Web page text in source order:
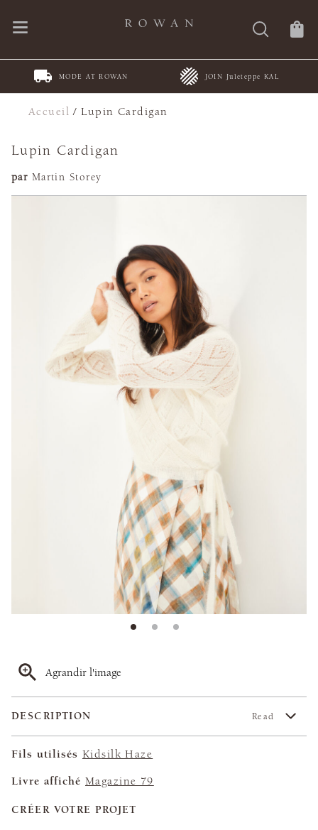
MODE AT ROWAN JOIN Juleteppe KAL
Accueil /Lupin Cardigan
Lupin Cardigan
par Martin Storey
Agrandir l'image
DESCRIPTION Read
Fils utilisés Kidsilk Haze
Livre affiché Magazine 79
CRÉER VOTRE PROJET